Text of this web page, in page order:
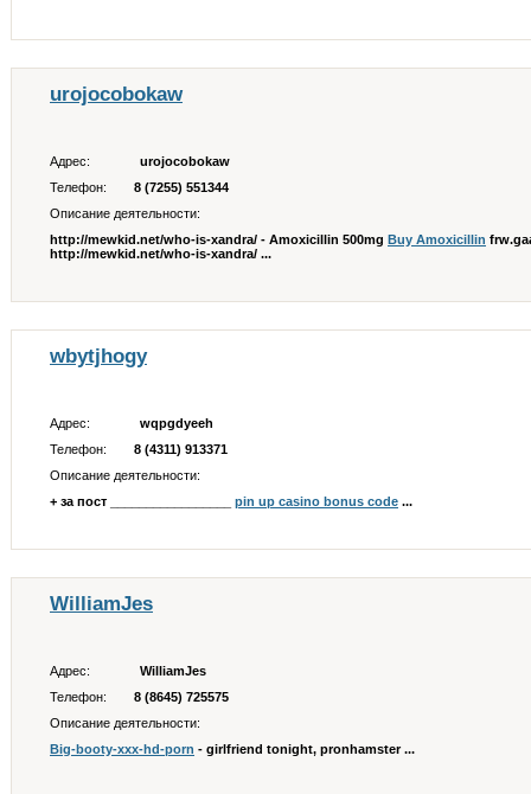
urojocobokaw
Адрес:
urojocobokaw
Телефон:
8 (7255) 551344
Описание деятельности:
http://mewkid.net/who-is-xandra/ - Amoxicillin 500mg Buy Amoxicillin
http://mewkid.net/who-is-xandra/ ...
wbytjhogy
Адрес:
wqpgdyeeh
Телефон:
8 (4311) 913371
Описание деятельности:
+ за пост _________________ pin up casino bonus code ...
WilliamJes
Адрес:
WilliamJes
Телефон:
8 (8645) 725575
Описание деятельности:
Big-booty-xxx-hd-porn - girlfriend tonight, pronhamster ...